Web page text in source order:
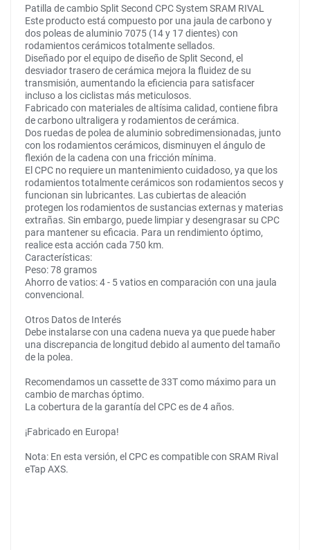
Patilla de cambio Split Second CPC System SRAM RIVAL
Este producto está compuesto por una jaula de carbono y
dos poleas de aluminio 7075 (14 y 17 dientes) con
rodamientos cerámicos totalmente sellados.
Diseñado por el equipo de diseño de Split Second, el
desviador trasero de cerámica mejora la fluidez de su
transmisión, aumentando la eficiencia para satisfacer
incluso a los ciclistas más meticulosos.
Fabricado con materiales de altísima calidad, contiene fibra
de carbono ultraligera y rodamientos de cerámica.
Dos ruedas de polea de aluminio sobredimensionadas, junto
con los rodamientos cerámicos, disminuyen el ángulo de
flexión de la cadena con una fricción mínima.
El CPC no requiere un mantenimiento cuidadoso, ya que los
rodamientos totalmente cerámicos son rodamientos secos y
funcionan sin lubricantes. Las cubiertas de aleación
protegen los rodamientos de sustancias externas y materias
extrañas. Sin embargo, puede limpiar y desengrasar su CPC
para mantener su eficacia. Para un rendimiento óptimo,
realice esta acción cada 750 km.
Características:
Peso: 78 gramos
Ahorro de vatios: 4 - 5 vatios en comparación con una jaula
convencional.
Otros Datos de Interés
Debe instalarse con una cadena nueva ya que puede haber
una discrepancia de longitud debido al aumento del tamaño
de la polea.
Recomendamos un cassette de 33T como máximo para un
cambio de marchas óptimo.
La cobertura de la garantía del CPC es de 4 años.
¡Fabricado en Europa!
Nota: En esta versión, el CPC es compatible con SRAM Rival
eTap AXS.